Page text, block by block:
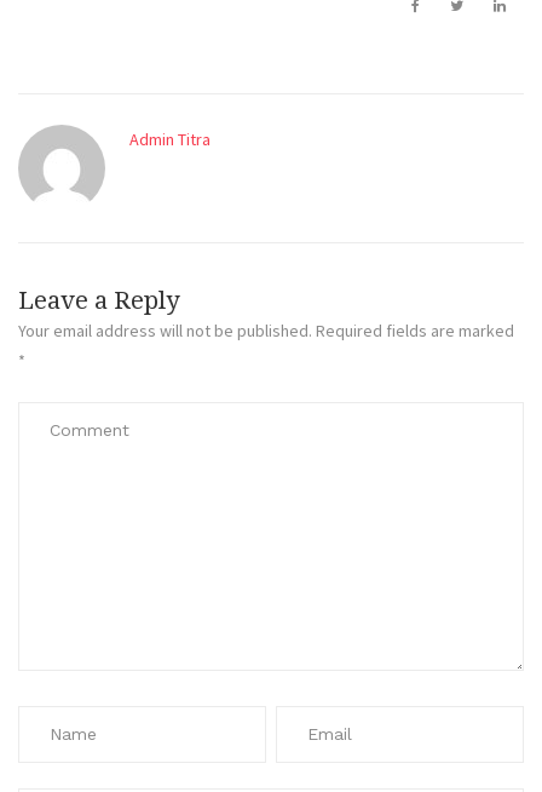
Admin Titra
Leave a Reply
Your email address will not be published. Required fields are marked
*